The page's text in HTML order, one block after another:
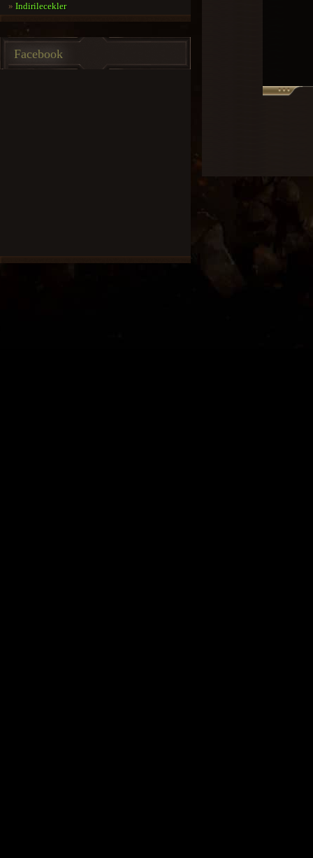
» Indirilecekler
Facebook